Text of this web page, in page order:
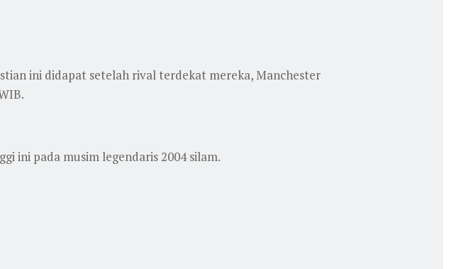
ini didapat setelah rival terdekat mereka, Manchester
ini pada musim legendaris 2004 silam.